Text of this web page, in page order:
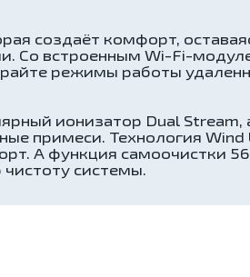
создаёт комфорт,
Со встроенным Wi-Fi-
режимы работы
ионизатор Dual
примеси. Технология
А функция самоочистки
системы.